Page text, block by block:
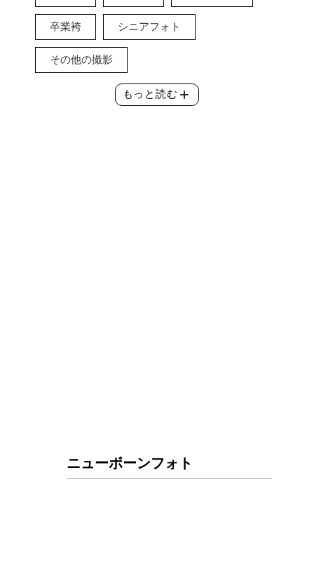
卒業袴 シニアフォト
その他の撮影
もっと読む add
ニューボーンフォト